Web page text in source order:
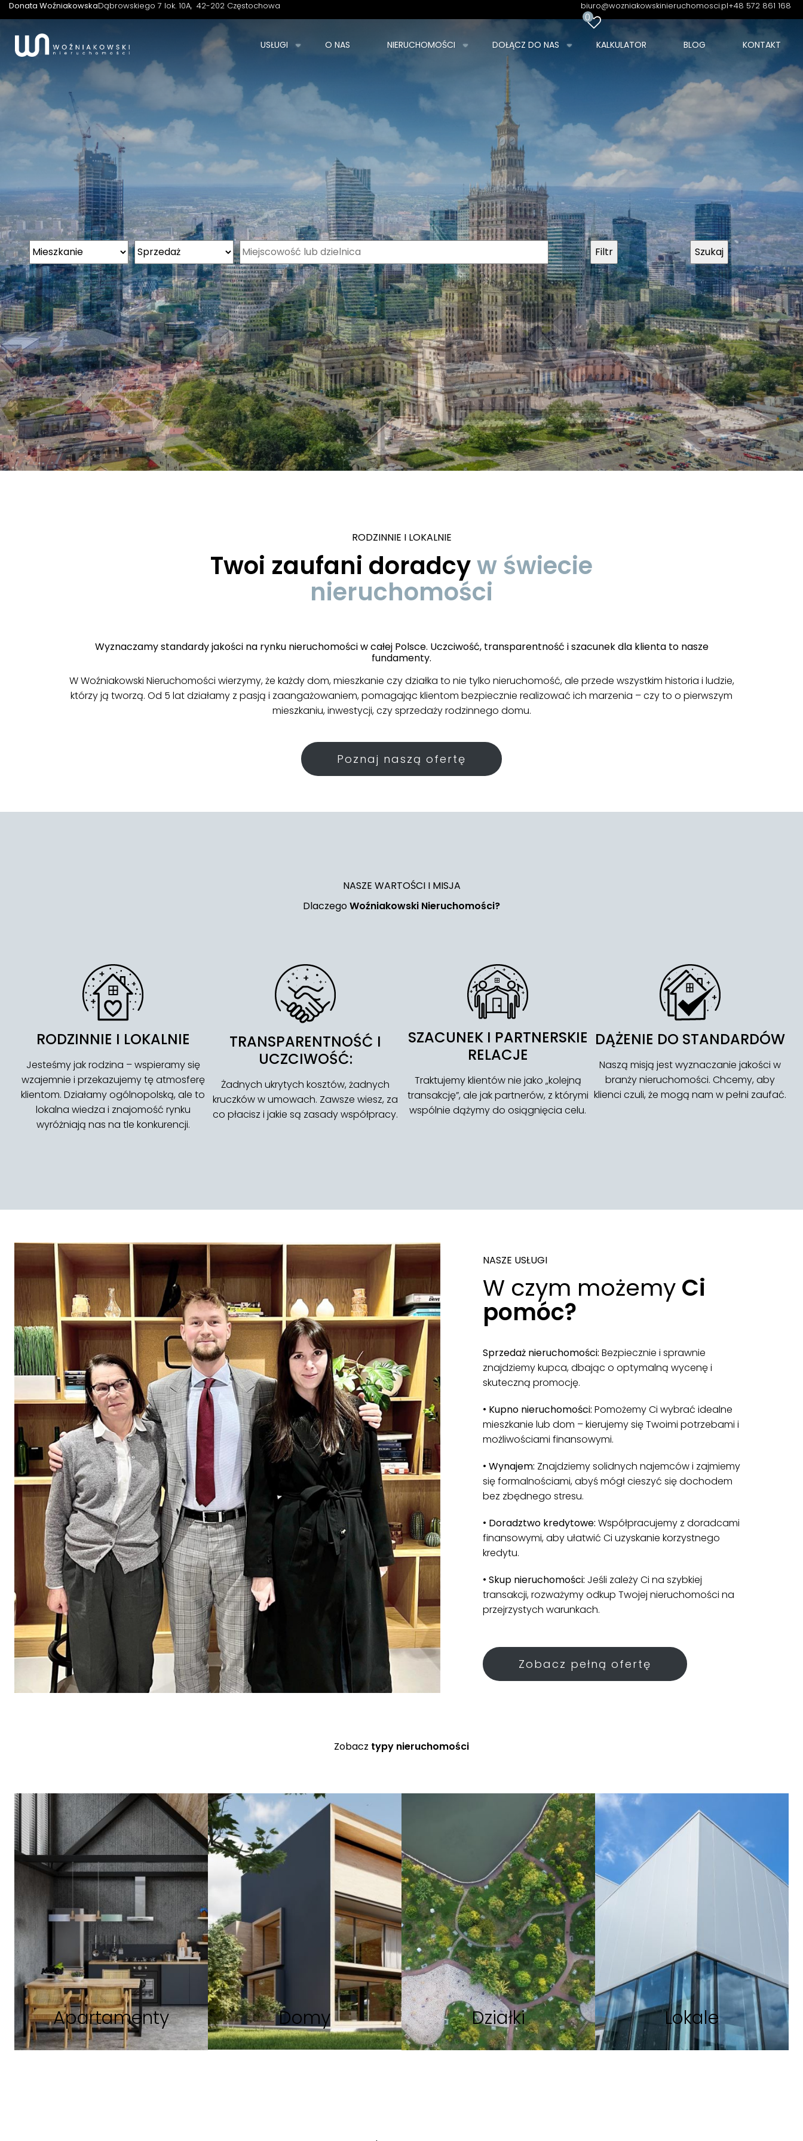
Donata WoźniakowskaDąbrowskiego 7 lok. 10A 42-202 Częstochowa biuro@wozniakowskinieruchomosci.pl+48 572 861 168
0
USŁUGI O NAS NIERUCHOMOŚCI DOŁĄCZ DO NAS KALKULATOR BLOG KONTAKT
RODZINNIE I LOKALNIE
Twoi zaufani doradcyw świecie
nieruchomości
Wyznaczamy standardy jakości na rynku nieruchomości w całej Polsce. Uczciwość, transparentność i szacunek dla klienta to nasze
fundamenty.
W Woźniakowski Nieruchomości wierzymy, że każdy dom, mieszkanie czy działka to nie tylko nieruchomość, ale przede wszystkim historia i ludzie,
którzy ją tworzą. Od 5 lat działamy z pasją i zaangażowaniem, pomagając klientom bezpiecznie realizować ich marzenia – czy to o pierwszym
mieszkaniu, inwestycji, czy sprzedaży rodzinnego domu.
Poznaj naszą ofertę
NASZE WARTOŚCI I MISJA
DlaczegoWoźniakowski Nieruchomości?
RODZINNIE I LOKALNIE
Jesteśmy jak rodzina – wspieramy się
wzajemnie i przekazujemy tę atmosferę
klientom. Działamy ogólnopolską, ale to
lokalna wiedza i znajomość rynku
wyróżniają nas na tle konkurencji.
TRANSPARENTNOŚĆ I
UCZCIWOŚĆ:
Żadnych ukrytych kosztów, żadnych
kruczków w umowach. Zawsze wiesz, za
co płacisz i jakie są zasady współpracy.
SZACUNEK I PARTNERSKIE
RELACJE
Traktujemy klientów nie jako „kolejną
transakcję”, ale jak partnerów, z którymi
wspólnie dążymy do osiągnięcia celu.
DĄŻENIE DO STANDARDÓW
Naszą misją jest wyznaczanie jakości w
branży nieruchomości. Chcemy, aby
klienci czuli, że mogą nam w pełni zaufać.
NASZE USŁUGI
W czym możemy Ci
pomóc?
Sprzedaż nieruchomości: Bezpiecznie i sprawnie
znajdziemy kupca, dbając o optymalną wycenę i
skuteczną promocję.
• Kupno nieruchomości: Pomożemy Ci wybrać idealne
mieszkanie lub dom – kierujemy się Twoimi potrzebami i
możliwościami finansowymi.
•Wynajem: Znajdziemy solidnych najemców i zajmiemy
się formalnościami, abyś mógł cieszyć się dochodem
bez zbędnego stresu.
• Doradztwo kredytowe: Współpracujemy z doradcami
finansowymi, aby ułatwić Ci uzyskanie korzystnego
kredytu.
•Skup nieruchomości: Jeśli zależy Ci na szybkiej
transakcji, rozważymy odkup Twojej nieruchomości na
przejrzystych warunkach.
Zobacz pełną ofertę
Zobacz typy nieruchomości
Apartamenty Domy Działki Lokale